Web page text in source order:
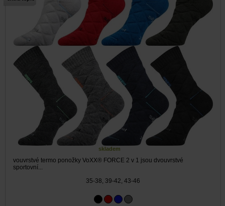
skladem
vouvrstvé termo ponožky VoXX® FORCE 2 v 1 jsou dvouvrstvé
sportovní...
35-38, 39-42, 43-46